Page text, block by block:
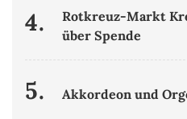
4.
Rotkreuz-Markt
über Spende
5. Akkordeon und